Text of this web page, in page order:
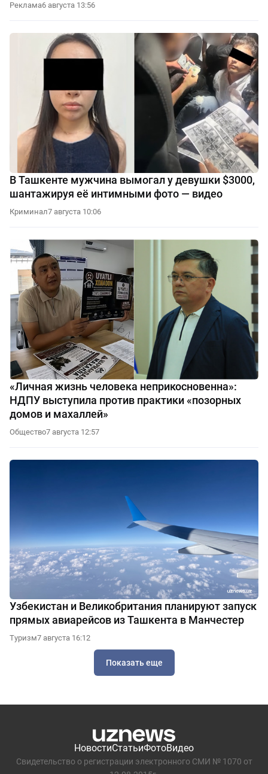
Реклама6 августа 13:56
В Ташкенте мужчина вымогал у девушки $3000,
шантажируя её интимными фото — видео
Криминал7 августа 10:06
«Личная жизнь человека неприкосновенна»:
НДПУ выступила против практики «позорных
домов и махаллей»
Общество7 августа 12:57
Узбекистан и Великобритания планируют запуск
прямых авиарейсов из Ташкента в Манчестер
Туризм7 августа 16:12
Показать еще
НовостиСтатьиФотоВидео
Свидетельство о регистрации электронного СМИ № 1070 от